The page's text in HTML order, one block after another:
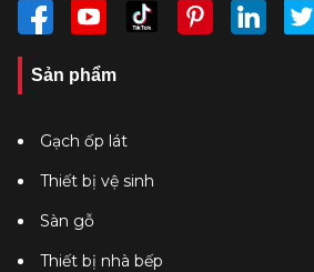
Sản phẩm
Gạch ốp lát
Thiết bị vệ sinh
Sàn gỗ
Thiết bị nhà bếp